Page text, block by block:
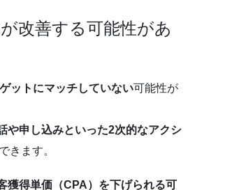
改善する可能性があ
ットにマッチしていない可能性が
や申し込みといった2次的なアクシ
きます。
獲得単価（CPA）を下げられる可